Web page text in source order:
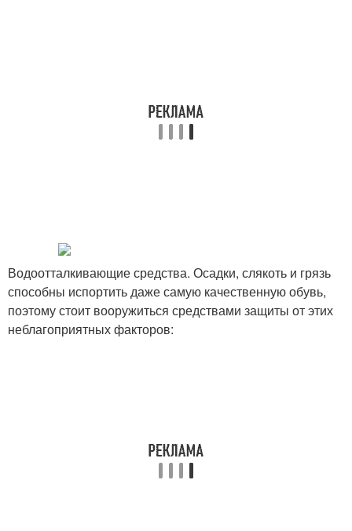
Водоотталкивающие средства. Осадки, слякоть и грязь
способны испортить даже самую качественную обувь,
поэтому стоит вооружиться средствами защиты от этих
неблагоприятных факторов: